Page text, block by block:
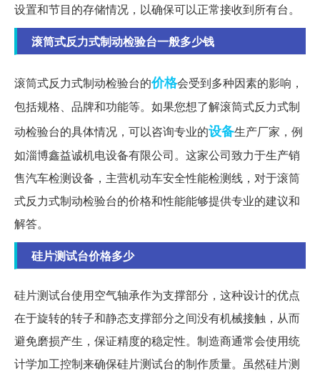
设置和节目的存储情况，以确保可以正常接收到所有台。
滚筒式反力式制动检验台一般多少钱
滚筒式反力式制动检验台的价格会受到多种因素的影响，
包括规格、品牌和功能等。如果您想了解滚筒式反力式制
动检验台的具体情况，可以咨询专业的设备生产厂家，例
如淄博鑫益诚机电设备有限公司。这家公司致力于生产销
售汽车检测设备，主营机动车安全性能检测线，对于滚筒
式反力式制动检验台的价格和性能能够提供专业的建议和
解答。
硅片测试台价格多少
硅片测试台使用空气轴承作为支撑部分，这种设计的优点
在于旋转的转子和静态支撑部分之间没有机械接触，从而
避免磨损产生，保证精度的稳定性。制造商通常会使用统
计学加工控制来确保硅片测试台的制作质量。虽然硅片测